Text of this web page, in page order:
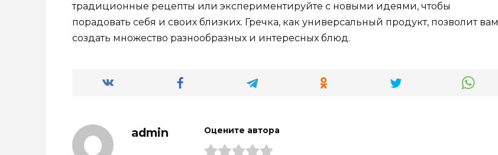
традиционные рецепты или экспериментируйте с новыми идеями, чтобы
порадовать себя и своих близких. Гречка, как универсальный продукт, позволит вам
создать множество разнообразных и интересных блюд.
admin Оцените автора